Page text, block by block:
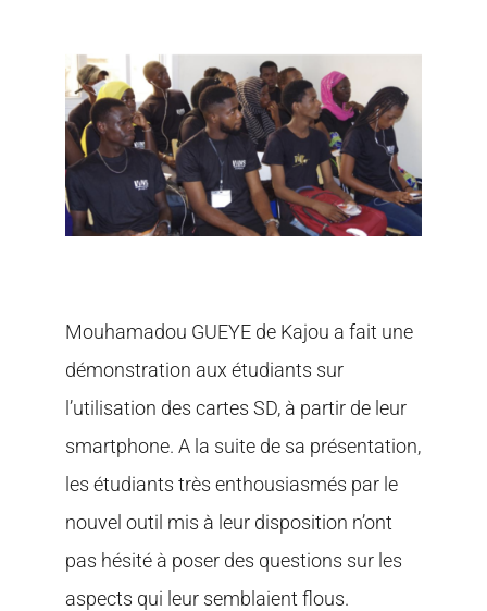
Mouhamadou GUEYE de Kajou a fait une
démonstration aux étudiants sur
l’utilisation des cartes SD, à partir de leur
smartphone. A la suite de sa présentation,
les étudiants très enthousiasmés par le
nouvel outil mis à leur disposition n’ont
pas hésité à poser des questions sur les
aspects qui leur semblaient flous.